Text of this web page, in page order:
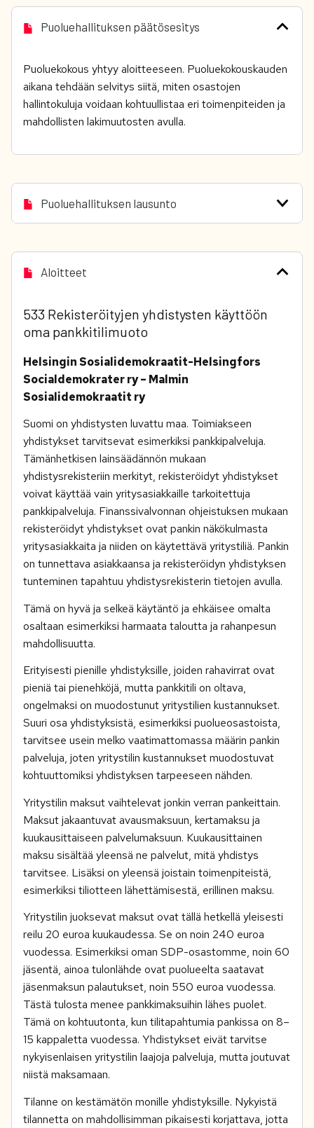
Puoluehallituksen päätösesitys
Puoluekokous yhtyy aloitteeseen. Puoluekokouskauden
aikana tehdään selvitys siitä, miten osastojen
hallintokuluja voidaan kohtuullistaa eri toimenpiteiden ja
mahdollisten lakimuutosten avulla.
Puoluehallituksen lausunto
Aloitteet
533 Rekisteröityjen yhdistysten käyttöön
oma pankkitilimuoto
Helsingin Sosialidemokraatit-Helsingfors
Socialdemokrater ry – Malmin
Sosialidemokraatit ry
Suomi on yhdistysten luvattu maa. Toimiakseen
yhdistykset tarvitsevat esimerkiksi pankkipalveluja.
Tämänhetkisen lainsäädännön mukaan
yhdistysrekisteriin merkityt, rekisteröidyt yhdistykset
voivat käyttää vain yritysasiakkaille tarkoitettuja
pankkipalveluja. Finanssivalvonnan ohjeistuksen mukaan
rekisteröidyt yhdistykset ovat pankin näkökulmasta
yritysasiakkaita ja niiden on käytettävä yritystiliä. Pankin
on tunnettava asiakkaansa ja rekisteröidyn yhdistyksen
tunteminen tapahtuu yhdistysrekisterin tietojen avulla.
Tämä on hyvä ja selkeä käytäntö ja ehkäisee omalta
osaltaan esimerkiksi harmaata taloutta ja rahanpesun
mahdollisuutta.
Erityisesti pienille yhdistyksille, joiden rahavirrat ovat
pieniä tai pienehköjä, mutta pankkitili on oltava,
ongelmaksi on muodostunut yritystilien kustannukset.
Suuri osa yhdistyksistä, esimerkiksi puolueosastoista,
tarvitsee usein melko vaatimattomassa määrin pankin
palveluja, joten yritystilin kustannukset muodostuvat
kohtuuttomiksi yhdistyksen tarpeeseen nähden.
Yritystilin maksut vaihtelevat jonkin verran pankeittain.
Maksut jakaantuvat avausmaksuun, kertamaksu ja
kuukausittaiseen palvelumaksuun. Kuukausittainen
maksu sisältää yleensä ne palvelut, mitä yhdistys
tarvitsee. Lisäksi on yleensä joistain toimenpiteistä,
esimerkiksi tiliotteen lähettämisestä, erillinen maksu.
Yritystilin juoksevat maksut ovat tällä hetkellä yleisesti
reilu 20 euroa kuukaudessa. Se on noin 240 euroa
vuodessa. Esimerkiksi oman SDP-osastomme, noin 60
jäsentä, ainoa tulonlähde ovat puolueelta saatavat
jäsenmaksun palautukset, noin 550 euroa vuodessa.
Tästä tulosta menee pankkimaksuihin lähes puolet.
Tämä on kohtuutonta, kun tilitapahtumia pankissa on 8–
15 kappaletta vuodessa. Yhdistykset eivät tarvitse
nykyisenlaisen yritystilin laajoja palveluja, mutta joutuvat
niistä maksamaan.
Tilanne on kestämätön monille yhdistyksille. Nykyistä
tilannetta on mahdollisimman pikaisesti korjattava, jotta